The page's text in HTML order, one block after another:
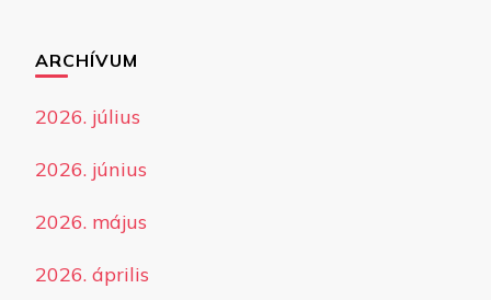
ARCHÍVUM
2026. július
2026. június
2026. május
2026. április